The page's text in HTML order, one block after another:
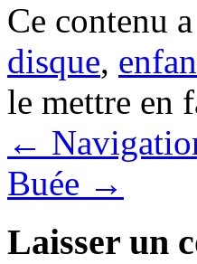
Ce contenu
disque,
le mettre en
←
Buée →
Laisser un